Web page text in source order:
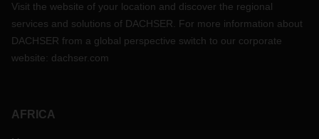
Visit the website of your location and discover the regional
services and solutions of DACHSER. For more information about
DACHSER from a global perspective switch to our corporate
website: dachser.com
AFRICA